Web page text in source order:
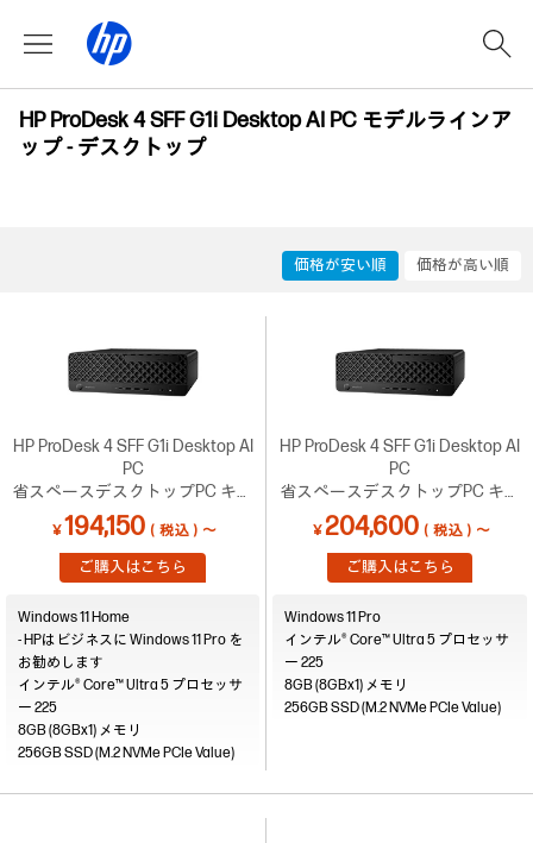
HP ProDesk 4 SFF G1i Desktop AI PC モデルラインア
ップ - デスクトップ
価格が安い順 価格が高い順
HP ProDesk 4 SFF G1i Desktop AI
PC
省スペースデスクトップPC キャ
ンペーン4【C28】
￥194,150（税込）～
ご購入はこちら
Windows 11 Home
- HPはビジネスに Windows 11 Pro を
お勧めします
インテル® Core™ Ultra 5 プロセッサ
ー 225
8GB (8GBx1)
256GB SSD (M.2 NVMe PCIe Value)
HP ProDesk 4 SFF G1i Desktop AI
PC
省スペースデスクトップPC キャ
ンペーン4（サイバー攻撃対策済
みPC）【C34】
￥ 204,600（税込）～
ご購入はこちら
Windows 11 Pro
インテル® Core™ Ultra 5 プロセッサ
ー 225
8GB (8GBx1)
256GB SSD (M.2 NVMe PCIe Value)